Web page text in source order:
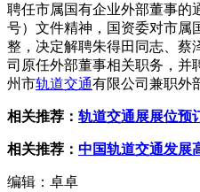
聘任市属国有企业外部董事的
号）文件精神，国资委对市属
整，决定解聘朱得田同志、蔡
司原任外部董事相关职务，并
州市轨道交通有限公司兼职外
相关推荐： 轨道交通展展位预
相关推荐： 中国轨道交通发展
编辑：卓卓